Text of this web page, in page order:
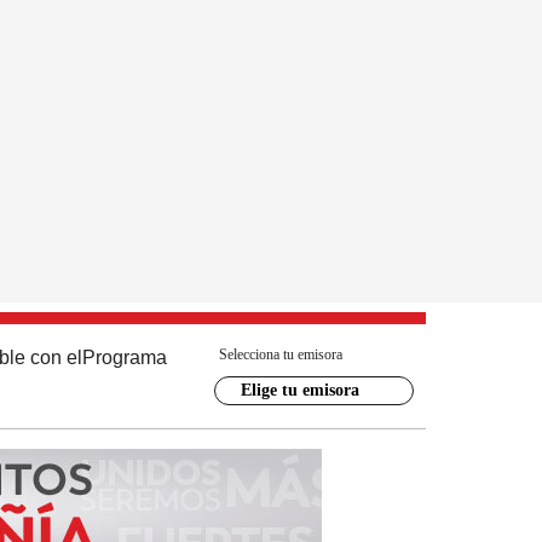
con el Programa Selecciona tu emisora
Elige tu emisora